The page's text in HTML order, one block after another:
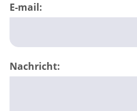
E-mail:
Nachricht: